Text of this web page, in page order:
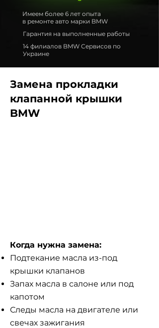
Имеем более 6 лет опыта
в ремонте авто марки BMW
Гарантия на выполненные работы
14 филиалов BMW Сервисов по
Украине
Замена прокладки
клапанной крышки
BMW
Когда нужна замена:
Подтекание масла из-под
крышки клапанов
Запах масла в салоне или под
капотом
Следы масла на двигателе или
свечах зажигания